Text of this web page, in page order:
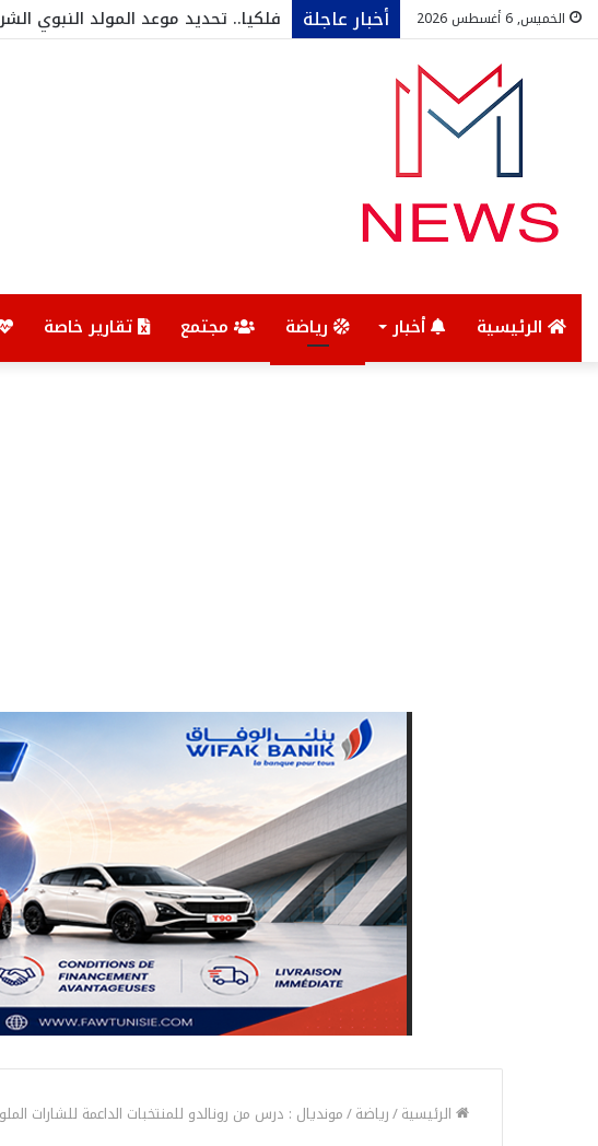
الخميس, 6 أغسطس 2026 أخبار عاجلة فلكيا.. تحديد موعد المولد النبوي
الرئيسية أخبار رياضة مجتمع تقارير خاصة
الرئيسية/رياضة/مونديال : درس من رونالدو للمنتخبات الداعمة للشارات